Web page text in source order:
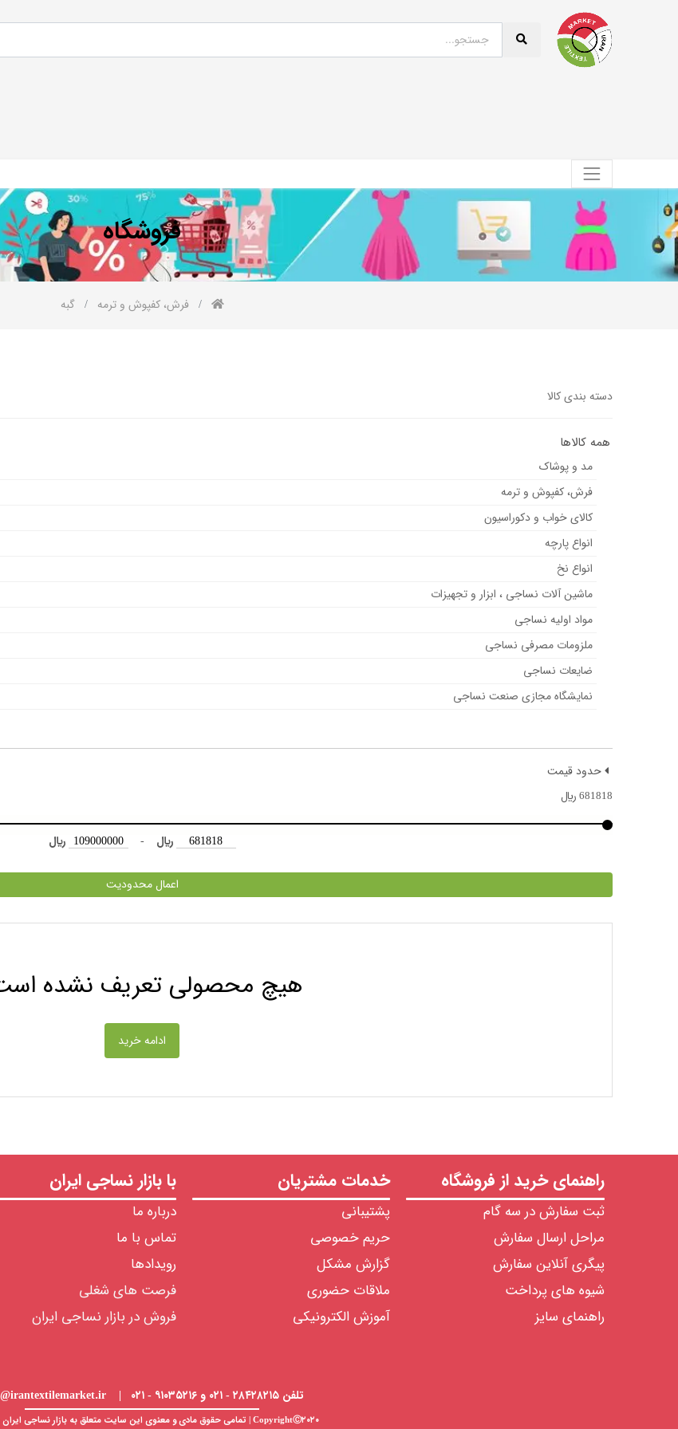
فروشگاه
فرش، کفپوش و ترمه گبه
دسته بندی کالا
همه کالاها
مد و پوشاک
فرش، کفپوش و ترمه
کالای خواب و دکوراسیون
انواع پارچه
انواع نخ
ماشین آلات نساجی ، ابزار و تجهیزات
مواد اولیه نساجی
ملزومات مصرفی نساجی
ضایعات نساجی
نمایشگاه مجازی صنعت نساجی
حدود قیمت
681818 ﷼
﷼ - ﷼
اعمال محدودیت
هیچ محصولی تعریف نشده
ادامه خرید
راهنمای خرید از فروشگاه
ثبت سفارش در سه گام
مراحل ارسال سفارش
پیگری آنلاین سفارش
شیوه های پرداخت
راهنمای سایز
خدمات مشتریان
پشتیبانی
حریم خصوصی
گزارش مشکل
ملاقات حضوری
آموزش الکترونیکی
با بازار نساجی ایران
درباره ما
تماس با ما
رویدادها
فرصت های شغلی
فروش در بازار نساجی ایران
تلفن ۲۸۴۲۸۲۱۵ - ۰۲۱ و ۹۱۰۳۵۲۱۶ - ۰۲۱ | info@irantextilemarket.ir
CopyrightⒸ۲۰۲۰ | تمامی حقوق مادی و معنوی این سایت متعلق به بازار نساجی